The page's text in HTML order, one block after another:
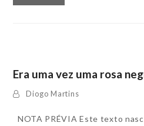
Era uma vez uma rosa
Diogo Martins
NOTA PRÉVIA Este texto